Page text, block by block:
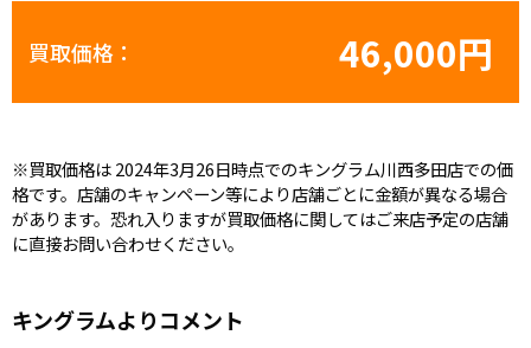
買取価格： 46,000円
※買取価格は 2024年3月26日時点でのキングラム川西多田店での価
格です。店舗のキャンペーン等により店舗ごとに金額が異なる場合
があります。恐れ入りますが買取価格に関してはご来店予定の店舗
に直接お問い合わせください。
キングラムよりコメント